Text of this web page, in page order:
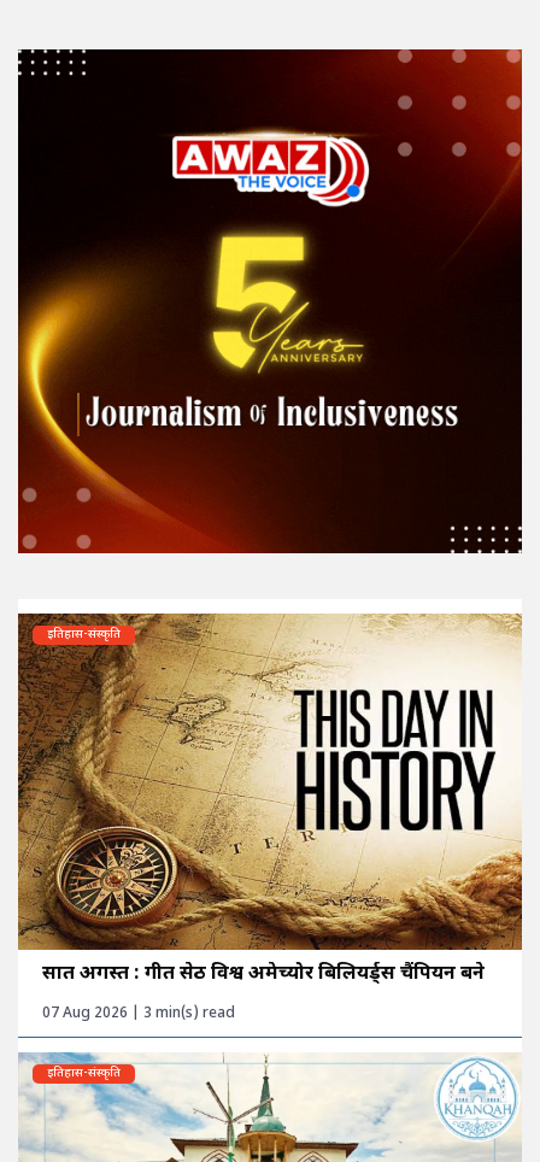
इतिहास-संस्कृति
सात अगस्त : गीत सेठी विश्व अमेच्योर बिलियर्ड्स चैंपियन बने
07 Aug 2026 | 3 min(s) read
इतिहास-संस्कृति